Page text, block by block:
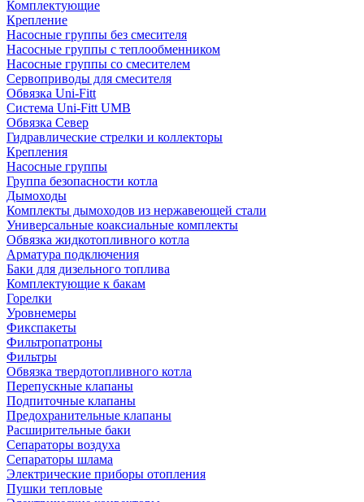
Комплектующие
Крепление
Насосные группы без смесителя
Насосные группы с теплообменником
Насосные группы со смесителем
Сервоприводы для смесителя
Обвязка Uni-Fitt
Система Uni-Fitt UMB
Обвязка Север
Гидравлические стрелки и коллекторы
Крепления
Насосные группы
Группа безопасности котла
Дымоходы
Комплекты дымоходов из нержавеющей стали
Универсальные коаксиальные комплекты
Обвязка жидкотопливного котла
Арматура подключения
Баки для дизельного топлива
Комплектующие к бакам
Горелки
Уровнемеры
Фикспакеты
Фильтропатроны
Фильтры
Обвязка твердотопливного котла
Перепускные клапаны
Подпиточные клапаны
Предохранительные клапаны
Расширительные баки
Сепараторы воздуха
Сепараторы шлама
Электрические приборы отопления
Пушки тепловые